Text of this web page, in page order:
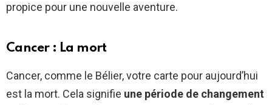
propice pour une nouvelle aventure.
Cancer : La mort
Cancer, comme le Bélier, votre carte pour aujourd’hui
est la mort. Cela signifie une période de changement